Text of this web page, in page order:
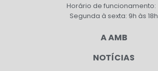
Horário de funcionamento:
Segunda à sexta: 9h às 18h
A AMB
NOTÍCIAS